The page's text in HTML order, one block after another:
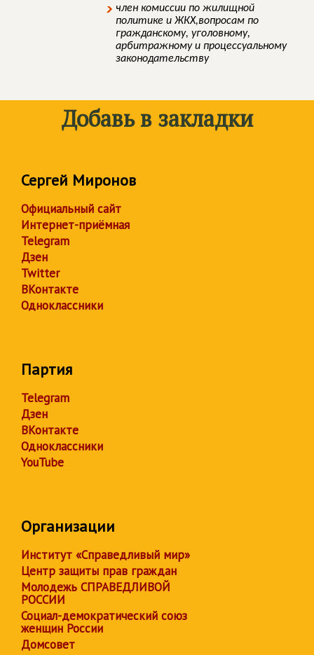
член комиссии по жилищной
политике и ЖКХ,вопросам по
гражданскому, уголовному,
арбитражному и процессуальному
законодательству
Добавь в закладки
Сергей Миронов
Официальный сайт
Интернет-приёмная
Telegram
Дзен
Twitter
ВКонтакте
Одноклассники
Партия
Telegram
Дзен
ВКонтакте
Одноклассники
YouTube
Организации
Институт «Справедливый мир»
Центр защиты прав граждан
Молодежь СПРАВЕДЛИВОЙ
РОССИИ
Социал-демократический союз
женщин России
Домсовет